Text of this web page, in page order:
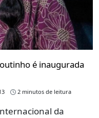
é inaugurada
2 minutos de leitura
da